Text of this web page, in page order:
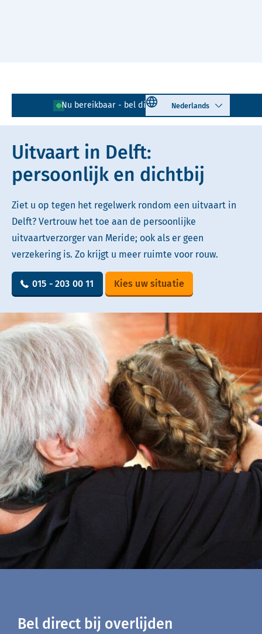
Nu bereikbaar - bel direct! 015 - 203 00 11
Select language
Lees voor Uitleg woorden
Simpele tekst
Uitvaart in Delft:
persoonlijk en dichtbij
Ziet u op tegen het regelwerk rondom een uitvaart in
Delft? Vertrouw het toe aan de persoonlijke
uitvaartverzorger van Meride; ook als er geen
verzekering is. Zo krijgt u meer ruimte voor rouw.
015 - 203 00 11 Kies uw situatie
Bel direct bij overlijden